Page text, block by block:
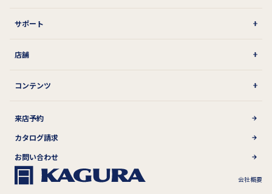
サポート
店舗
コンテンツ
来店予約
カタログ請求
お問い合わせ
会社概要